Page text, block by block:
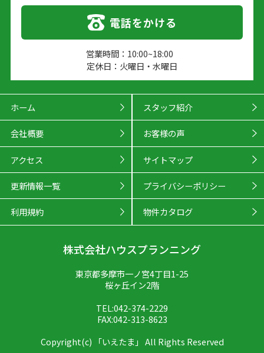
電話をかける
営業時間：10:00~18:00
定休日：火曜日・水曜日
ホーム スタッフ紹介
会社概要 お客様の声
アクセス サイトマップ
更新情報一覧 プライバシーポリシー
利用規約 物件カタログ
株式会社ハウスプランニング
東京都多摩市一ノ宮4丁目1-25
桜ヶ丘イン2階
TEL:042-374-2229
FAX:042-313-8623
Copyright(c) 「いえたま」 All Rights Reserved